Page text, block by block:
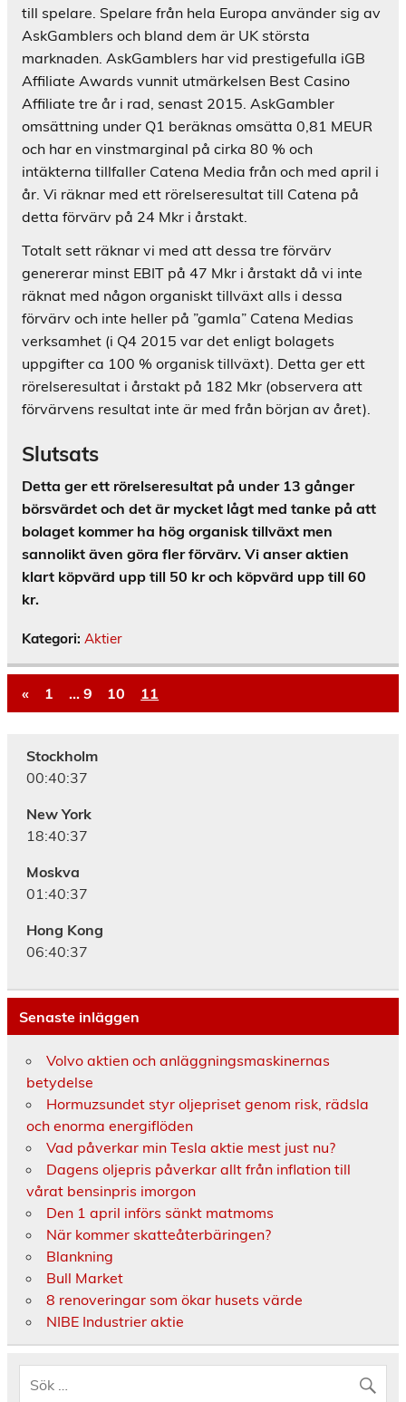
till spelare. Spelare från hela Europa använder sig av
AskGamblers och bland dem är UK största
marknaden. AskGamblers har vid prestigefulla iGB
Affiliate Awards vunnit utmärkelsen Best Casino
Affiliate tre år i rad, senast 2015. AskGambler
omsättning under Q1 beräknas omsätta 0,81 MEUR
och har en vinstmarginal på cirka 80 % och
intäkterna tillfaller Catena Media från och med april i
år. Vi räknar med ett rörelseresultat till Catena på
detta förvärv på 24 Mkr i årstakt.
Totalt sett räknar vi med att dessa tre förvärv
genererar minst EBIT på 47 Mkr i årstakt då vi inte
räknat med någon organiskt tillväxt alls i dessa
förvärv och inte heller på ”gamla” Catena Medias
verksamhet (i Q4 2015 var det enligt bolagets
uppgifter ca 100 % organisk tillväxt). Detta ger ett
rörelseresultat i årstakt på 182 Mkr (observera att
förvärvens resultat inte är med från början av året).
Slutsats
Detta ger ett rörelseresultat på under 13 gånger
börsvärdet och det är mycket lågt med tanke på att
bolaget kommer ha hög organisk tillväxt men
sannolikt även göra fler förvärv. Vi anser aktien
klart köpvärd upp till 50 kr och köpvärd upp till 60
kr.
Kategori: Aktier
« 1 … 9 10 11
Stockholm
00:40:38
New York
18:40:38
Moskva
01:40:38
Hong Kong
06:40:38
Senaste inläggen
Volvo aktien och anläggningsmaskinernas
betydelse
Hormuzsundet styr oljepriset genom risk, rädsla
och enorma energiflöden
Vad påverkar min Tesla aktie mest just nu?
Dagens oljepris påverkar allt från inflation till
vårat bensinpris imorgon
Den 1 april införs sänkt matmoms
När kommer skatteåterbäringen?
Blankning
Bull Market
8 renoveringar som ökar husets värde
NIBE Industrier aktie